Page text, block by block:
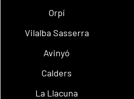
Orpí
Vilalba Sasserra
Avinyó
Calders
La Llacuna